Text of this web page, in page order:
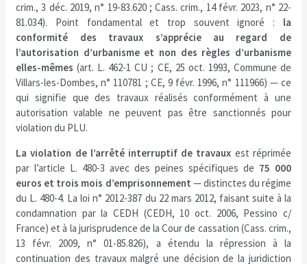
crim., 3 déc. 2019, n° 19-83.620 ; Cass. crim., 14 févr. 2023, n° 22-
81.034). Point fondamental et trop souvent ignoré : la
conformité des travaux s’apprécie au regard de
l’autorisation d’urbanisme et non des règles d’urbanisme
elles-mêmes (art. L. 462-1 CU ; CE, 25 oct. 1993, Commune de
Villars-les-Dombes, n° 110781 ; CE, 9 févr. 1996, n° 111966) — ce
qui signifie que des travaux réalisés conformément à une
autorisation valable ne peuvent pas être sanctionnés pour
violation du PLU.
La violation de l’arrêté interruptif de travaux est réprimée
par l’article L. 480-3 avec des peines spécifiques de 75 000
euros et trois mois d’emprisonnement — distinctes du régime
du L. 480-4. La loi n° 2012-387 du 22 mars 2012, faisant suite à la
condamnation par la CEDH (CEDH, 10 oct. 2006, Pessino c/
France) et à la jurisprudence de la Cour de cassation (Cass. crim.,
13 févr. 2009, n° 01-85.826), a étendu la répression à la
continuation des travaux malgré une décision de la juridiction